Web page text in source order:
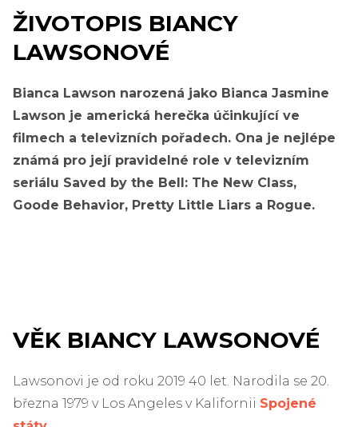
ŽIVOTOPIS BIANCY
LAWSONOVÉ
Bianca Lawson narozená jako Bianca Jasmine
Lawson je americká herečka účinkující ve
filmech a televizních pořadech. Ona je nejlépe
známá pro její pravidelné role v televizním
seriálu Saved by the Bell: The New Class,
Goode Behavior, Pretty Little Liars a Rogue.
VĚK BIANCY LAWSONOVÉ
Lawsonovi je od roku 2019 40 let. Narodila se 20.
března 1979 v Los Angeles v Kalifornii Spojené